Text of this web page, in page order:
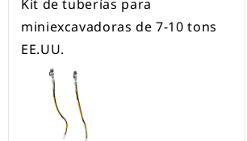
Kit de tuberías para
miniexcavadoras de 7-10 tons
EE.UU.